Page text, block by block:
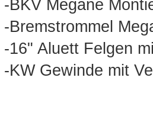
-BKV Megane
-Bremstrommel
-16" Aluett Felgen
-KW Gewinde mit